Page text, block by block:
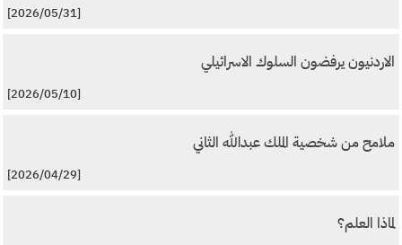
[2026/05/31]
الاردنيون يرفضون السلوك الاسرائيلي
[2026/05/10]
ملامح من شخصية الملك عبدالله الثاني
[2026/04/29]
لماذا العلم؟